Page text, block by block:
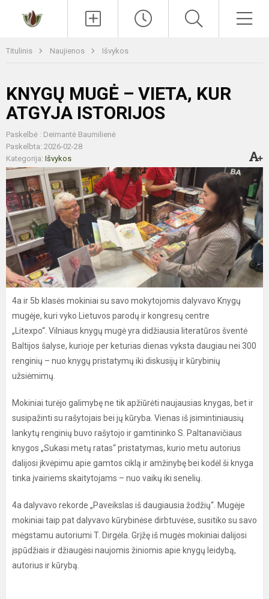
Titulinis Naujienos Išvykos
KNYGŲ MUGĖ – VIETA, KUR
ATGYJA ISTORIJOS
Paskelbė : Deimantė Baumilienė
Paskelbta: 2026-02-28
Kategorija: Išvykos
4a ir 5b klasės mokiniai su savo mokytojomis dalyvavo Knygų
mugėje, kuri vyko Lietuvos parodų ir kongresų centre
„Litexpo“. Vilniaus knygų mugė yra didžiausia literatūros šventė
Baltijos šalyse, kurioje per keturias dienas vyksta daugiau nei 300
renginių – nuo knygų pristatymų iki diskusijų ir kūrybinių
užsiėmimų.
Mokiniai turėjo galimybę ne tik apžiūrėti naujausias knygas, bet ir
susipažinti su rašytojais bei jų kūryba. Vienas iš įsimintiniausių
lankytų renginių buvo rašytojo ir gamtininko S. Paltanavičiaus
knygos „Sukasi metų ratas“ pristatymas, kurio metu autorius
dalijosi įkvėpimu apie gamtos ciklą ir amžinybę bei kodėl ši knyga
tinka įvairiems skaitytojams – nuo vaikų iki senelių.
4a dalyvavo rekorde „Paveikslas iš daugiausia žodžių“. Mugėje
mokiniai taip pat dalyvavo kūrybinėse dirbtuvėse, susitiko su savo
mėgstamu autoriumi T. Dirgėla. Grįžę iš mugės mokiniai dalijosi
įspūdžiais ir džiaugėsi naujomis žiniomis apie knygų leidybą,
autorius ir kūrybą.